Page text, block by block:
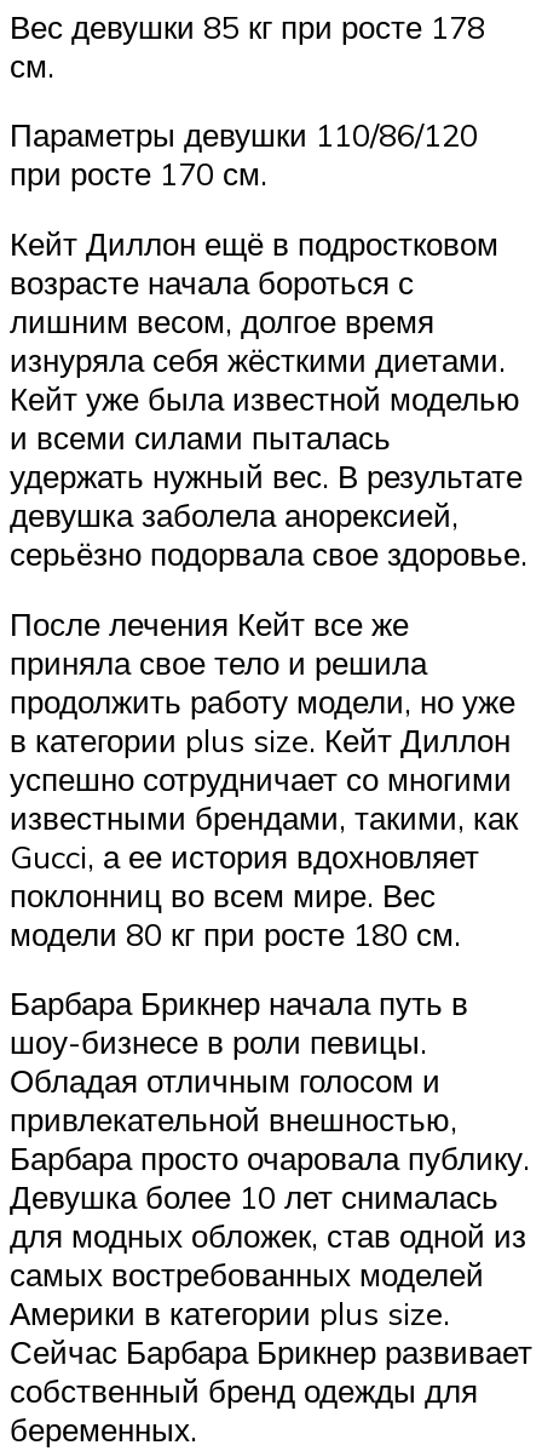
Вес девушки 85 кг при росте 178
см.
Параметры девушки 110/86/120
при росте 170 см.
Кейт Диллон ещё в подростковом
возрасте начала бороться с
лишним весом, долгое время
изнуряла себя жёсткими диетами.
Кейт уже была известной моделью
и всеми силами пыталась
удержать нужный вес. В результате
девушка заболела анорексией,
серьёзно подорвала свое здоровье.
После лечения Кейт все же
приняла свое тело и решила
продолжить работу модели, но уже
в категории plus size. Кейт Диллон
успешно сотрудничает со многими
известными брендами, такими, как
Gucci, а ее история вдохновляет
поклонниц во всем мире. Вес
модели 80 кг при росте 180 см.
Барбара Брикнер начала путь в
шоу-бизнесе в роли певицы.
Обладая отличным голосом и
привлекательной внешностью,
Барбара просто очаровала публику.
Девушка более 10 лет снималась
для модных обложек, став одной из
самых востребованных моделей
Америки в категории plus size.
Сейчас Барбара Брикнер развивает
собственный бренд одежды для
беременных.